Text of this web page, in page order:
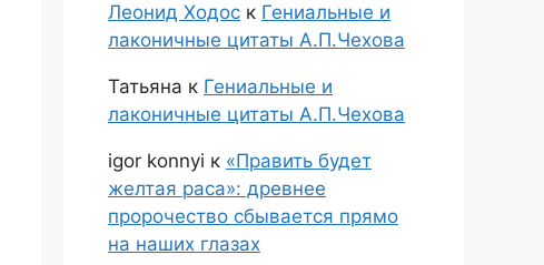
Леонид Ходос к Гениальные и
лаконичные цитаты А.П.Чехова
Татьяна к Гениальные и
лаконичные цитаты А.П.Чехова
igor konnyi к «Править будет
желтая раса»: древнее
пророчество сбывается прямо
на наших глазах